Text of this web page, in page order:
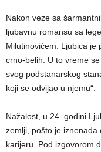
Nakon veze sa
ljubavnu romansu sa
Milutinovićem. Ljubica je
crno-belih. U to vreme
svog podstanarskog
koji se odvijao u njemu“.
Nažalost, u 24. godini
zemlji, pošto je iznenada
karijeru. Pod izgovorom